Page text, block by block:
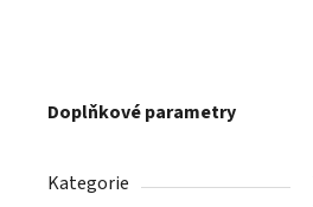
Doplňkové parametry
Kategorie